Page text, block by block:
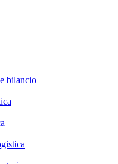
bilancio